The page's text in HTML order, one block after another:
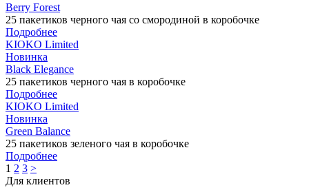
Berry Forest
25 пакетиков черного чая со смородиной в коробочке
Подробнее
KIOKO Limited
Новинка
Black Elegance
25 пакетиков черного чая в коробочке
Подробнее
KIOKO Limited
Новинка
Green Balance
25 пакетиков зеленого чая в коробочке
Подробнее
1 2 3 >
Для клиентов